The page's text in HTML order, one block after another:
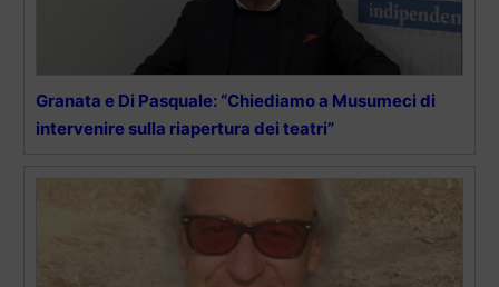
Granata e Di Pasquale: “Chiediamo a Musumeci di
intervenire sulla riapertura dei teatri”